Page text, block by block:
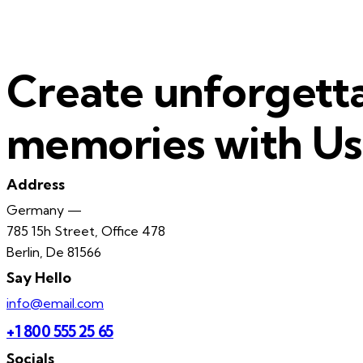
Create
memories with Us
Address
Germany —
785 15h Street, Office 478
Berlin, De 81566
Say Hello
info@email.com
+1 800 555 25 65
Socials